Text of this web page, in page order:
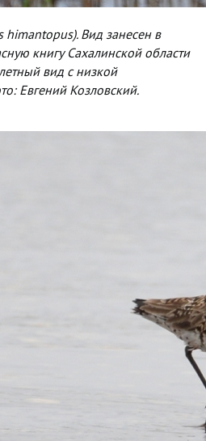
Вид занесен в
книгу Сахалинской области
вид с низкой
Евгений Козловский.